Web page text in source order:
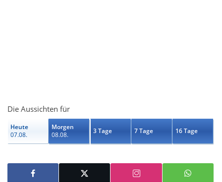
Die Aussichten für
Heute
07.08.
Morgen
08.08.
3 Tage 7 Tage 16 Tage